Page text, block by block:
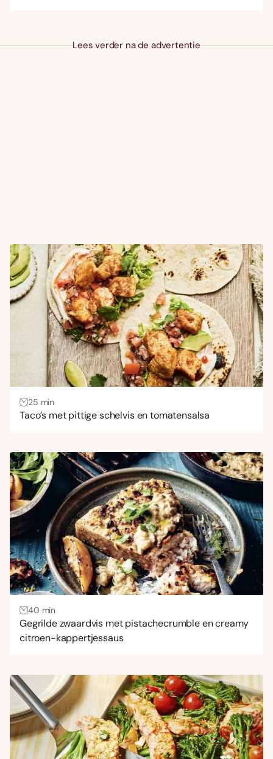
Lees verder na de advertentie
25 min
Taco’s met pittige schelvis en tomatensalsa
40 min
Gegrilde zwaardvis met pistachecrumble en creamy
citroen-kappertjessaus